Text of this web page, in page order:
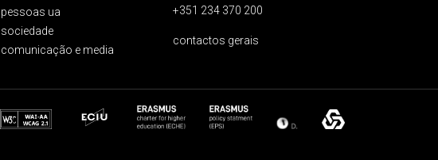
pessoas ua
sociedade
comunicação e media
+351 234 370 200
contactos gerais